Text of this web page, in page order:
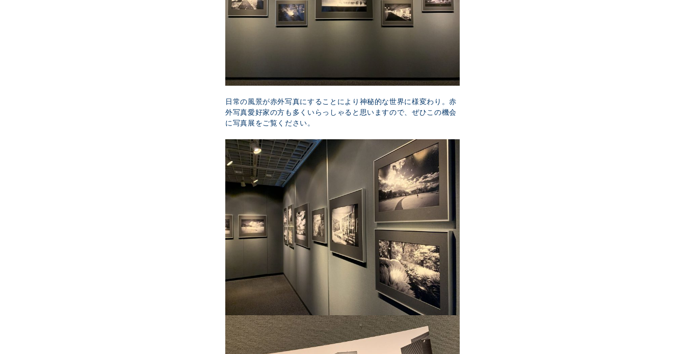
日常の風景が赤外写真にすることにより神秘的な世界に様変わり。赤
外写真愛好家の方も多くいらっしゃると思いますので、ぜひこの機会
に写真展をご覧ください。